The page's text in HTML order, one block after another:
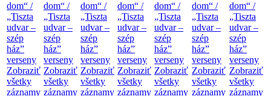
dom“ /
„Tiszta
udvar –
szép
ház”
verseny
Zobraziť
všetky
záznamy
dom“ /
„Tiszta
udvar –
szép
ház”
verseny
Zobraziť
všetky
záznamy
dom“ /
„Tiszta
udvar –
szép
ház”
verseny
Zobraziť
všetky
záznamy
dom“ /
„Tiszta
udvar –
szép
ház”
verseny
Zobraziť
všetky
záznamy
dom“ /
„Tiszta
udvar –
szép
ház”
verseny
Zobraziť
všetky
záznamy
dom“ /
„Tiszta
udvar –
szép
ház”
verseny
Zobraziť
všetky
záznamy
dom“ /
„Tiszta
udvar –
szép
ház”
verseny
Zobraziť
všetky
záznamy